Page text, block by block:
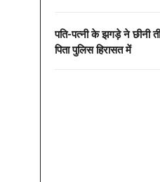
पति-पत्नी के झगड़े ने छीनी
पिता पुलिस हिरासत में